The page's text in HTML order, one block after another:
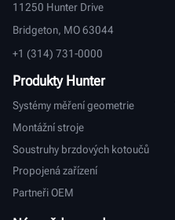
11250 Hunter Drive
Bridgeton, MO 63044
+1 (314) 731-0000
Produkty Hunter
Systémy měření geometrie
Montážní stroje
Soustruhy brzdových kotoučů
Propojená zařízení
Partneři OEM